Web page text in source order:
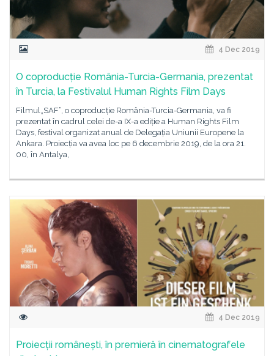
4 Dec 2019
O coproducție România-Turcia-Germania, prezentat
în Turcia, la Festivalul Human Rights Film Days
Filmul„SAF”, o coproducție România-Turcia-Germania, va fi
prezentat în cadrul celei de-a IX-a ediție a Human Rights Film
Days, festival organizat anual de Delegația Uniunii Europene la
Ankara. Proiecția va avea loc pe 6 decembrie 2019, de la ora 21.
00, în Antalya,
4 Dec 2019
Proiecții românești, în premieră în cinematografele